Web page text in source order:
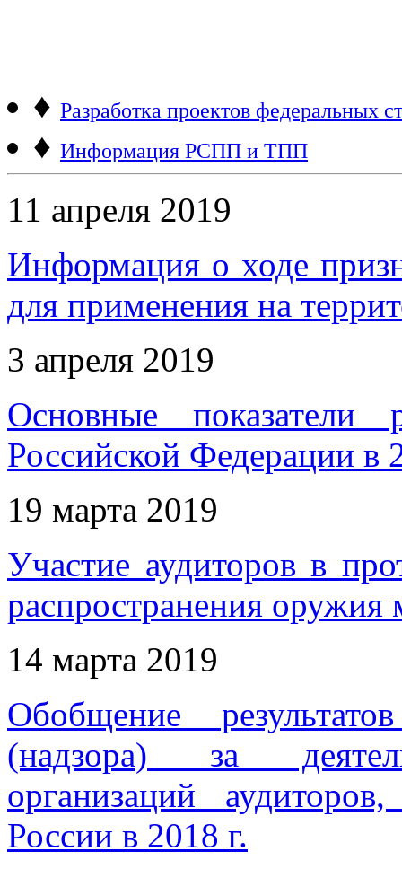
♦ Разработка проектов федеральных
♦ Информация РСПП и ТПП
11 апреля 2019
Информация о ходе
для применения на
3 апреля 2019
Основные показатели
Российской Федерации в
19 марта 2019
Участие аудиторов в
распространения оружия
14 марта 2019
Обобщение
(надзора) за
организаций
России в 2018 г.